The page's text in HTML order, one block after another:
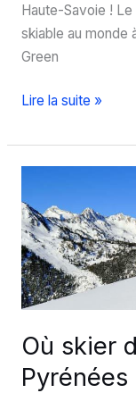
Haute-Savoie !
skiable au monde
Green
Haute-
:
5
de
ski
au
coeur
du
Grand
Massif
Lire la suite »
Où skier